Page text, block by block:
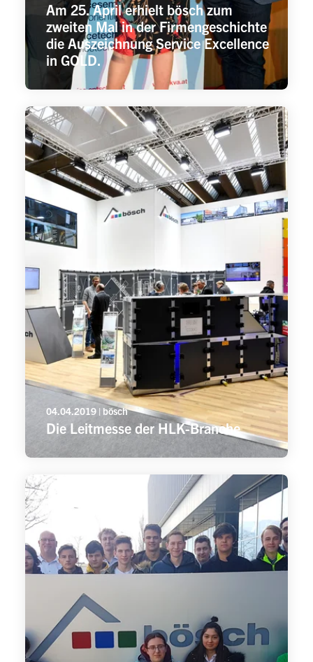
Am 25. April erhielt bösch zum
zweiten Mal in der Firmengeschichte
die Auszeichnung Service Excellence
in GOLD.
04.04.2019 | bösch
Die Leitmesse der HLK-Branche